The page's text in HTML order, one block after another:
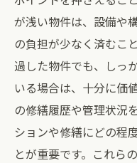
中古マンシ
穴
不動産専門
のアプローチ
中古マンシ
門家の助言
購入前の専
が浅い物件は、設備や
の負担が少なく済むこ
過した物件でも、しっ
いる場合は、十分に価
の修繕履歴や管理状況
ションや修繕にどの程
とが重要です。これら